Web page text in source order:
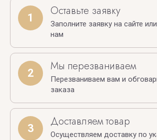
1 Оставьте заявку
Заполните заявку на сайте
нам
2 Мы перезваниваем
Перезваниваем вам и
заказа
3 Доставляем товар
Осуществляем доставку по